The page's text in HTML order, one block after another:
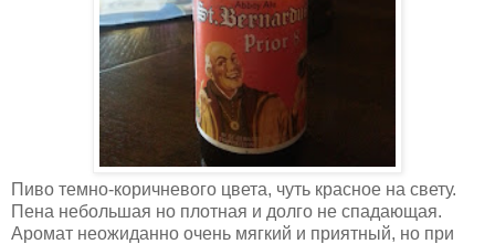
Пиво темно-коричневого цвета, чуть красное на свету.
Пена небольшая но плотная и долго не спадающая.
Аромат неожиданно очень мягкий и приятный, но при